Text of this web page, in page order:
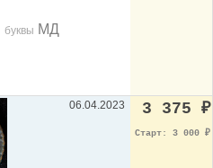
буквы МД
06.04.2023 3 375 ₽
Старт: 3 000 ₽